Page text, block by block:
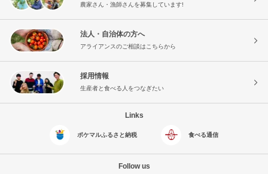
農家さん・漁師さんを募集しています!
法人・自治体の方へ
アライアンスのご相談はこちらから
採用情報
生産者と食べる人をつなぎたい
Links
ポケマルふるさと納税 食べる通信
Follow us